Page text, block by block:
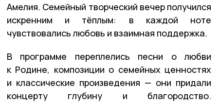
Амелия. Семейный творческий вечер получился
искренним и тёплым: в каждой ноте
чувствовались любовь и взаимная поддержка.
В программе переплелись песни о любви
к Родине, композиции о семейных ценностях
и классические произведения — они придали
концерту глубину и благородство.